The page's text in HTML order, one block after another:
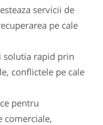
servicii de
pe cale
solutia rapid prin
conflictele pe cale
pentru
comerciale,